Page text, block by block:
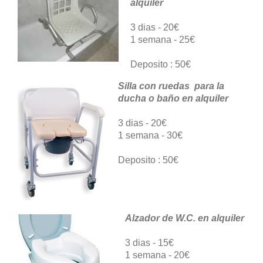
alquiler
3 dias - 20€
1 semana - 25€
Deposito : 50€
Silla con ruedas para la
ducha o baño en alquiler
3 dias - 20€
1 semana - 30€
Deposito : 50€
Alzador de W.C. en alquiler
3 dias - 15€
1 semana - 20€